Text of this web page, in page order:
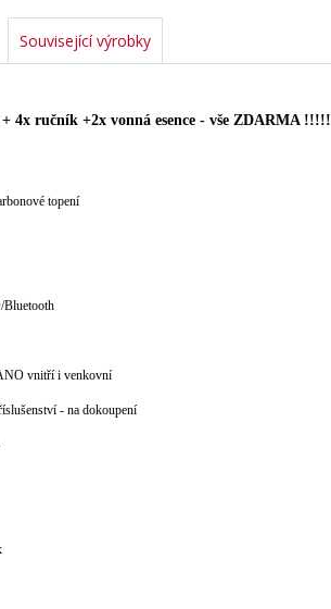
Související výrobky
4x ručník +2x vonná esence - vše ZDARMA !!!!!
topení
vnitří i venkovní
- na dokoupení